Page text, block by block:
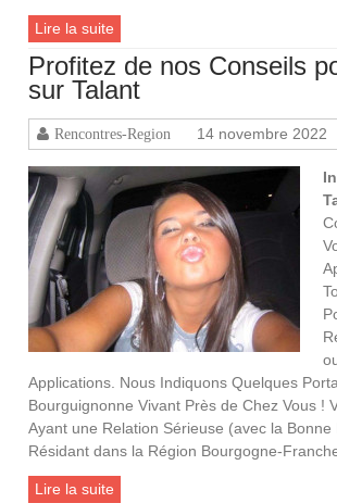
Lire la suite
Profitez de nos Conseils
sur Talant
Rencontres-Region 14 novembre 2022
Applications. Nous Indiquons Quelques
Bourguignonne Vivant Près de Chez Vous !
Ayant une Relation Sérieuse (avec la
Résidant dans la Région Bourgogne-
Lire la suite